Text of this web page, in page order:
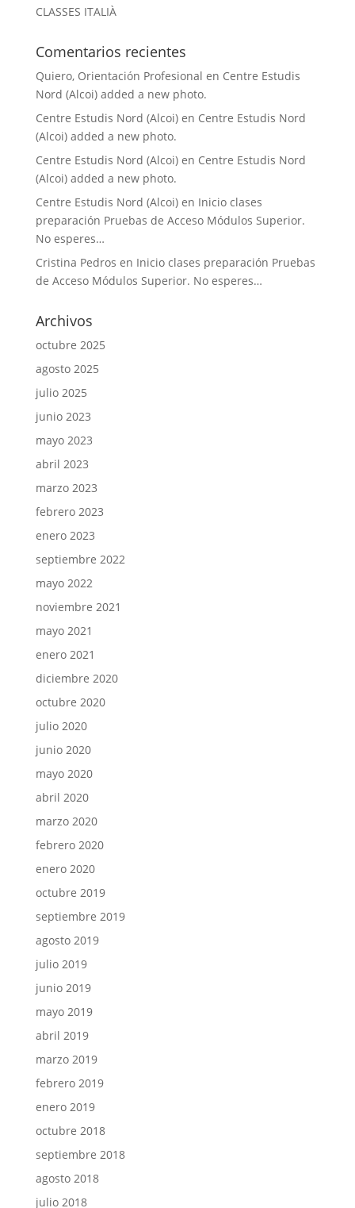
CLASSES ITALIÀ
Comentarios recientes
Quiero, Orientación Profesional en Centre Estudis
Nord (Alcoi) added a new photo.
Centre Estudis Nord (Alcoi)en Centre Estudis Nord
(Alcoi) added a new photo.
Centre Estudis Nord (Alcoi)en Centre Estudis Nord
(Alcoi) added a new photo.
Centre Estudis Nord (Alcoi)en Inicio clases
preparación Pruebas de Acceso Módulos Superior.
No esperes…
Cristina Pedros en Inicio clases preparación Pruebas
de Acceso Módulos Superior. No esperes…
Archivos
octubre 2025
agosto 2025
julio 2025
junio 2023
mayo 2023
abril 2023
marzo 2023
febrero 2023
enero 2023
septiembre 2022
mayo 2022
noviembre 2021
mayo 2021
enero 2021
diciembre 2020
octubre 2020
julio 2020
junio 2020
mayo 2020
abril 2020
marzo 2020
febrero 2020
enero 2020
octubre 2019
septiembre 2019
agosto 2019
julio 2019
junio 2019
mayo 2019
abril 2019
marzo 2019
febrero 2019
enero 2019
octubre 2018
septiembre 2018
agosto 2018
julio 2018